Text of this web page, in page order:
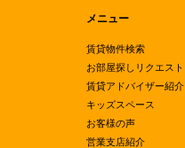
メニュー
賃貸物件検索
お部屋探しリクエスト
賃貸アドバイザー紹介
キッズスペース
お客様の声
営業支店紹介